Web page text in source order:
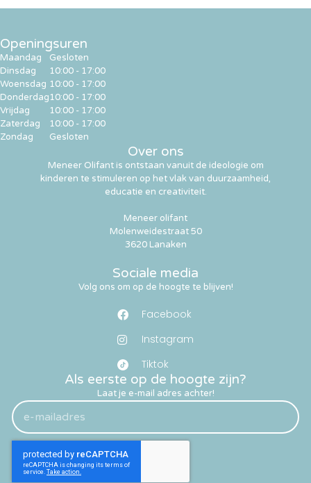
Als eerste op de hoogte zijn?
Laat je e-mail adres achter!
Sociale media
Volg ons om op de hoogte te blijven!
Facebook
Instagram
Tiktok
Over ons
Meneer Olifant is ontstaan vanuit de ideologie om
kinderen te stimuleren op het vlak van duurzaamheid,
educatie en creativiteit.
Meneer olifant
Molenweidestraat 50
3620 Lanaken
Openingsuren
Maandag
Dinsdag
Woensdag
Donderdag
Vrijdag
Zaterdag
Zondag
Gesloten
10:00 - 17:00
10:00 - 17:00
10:00 - 17:00
10:00 - 17:00
10:00 - 17:00
Gesloten